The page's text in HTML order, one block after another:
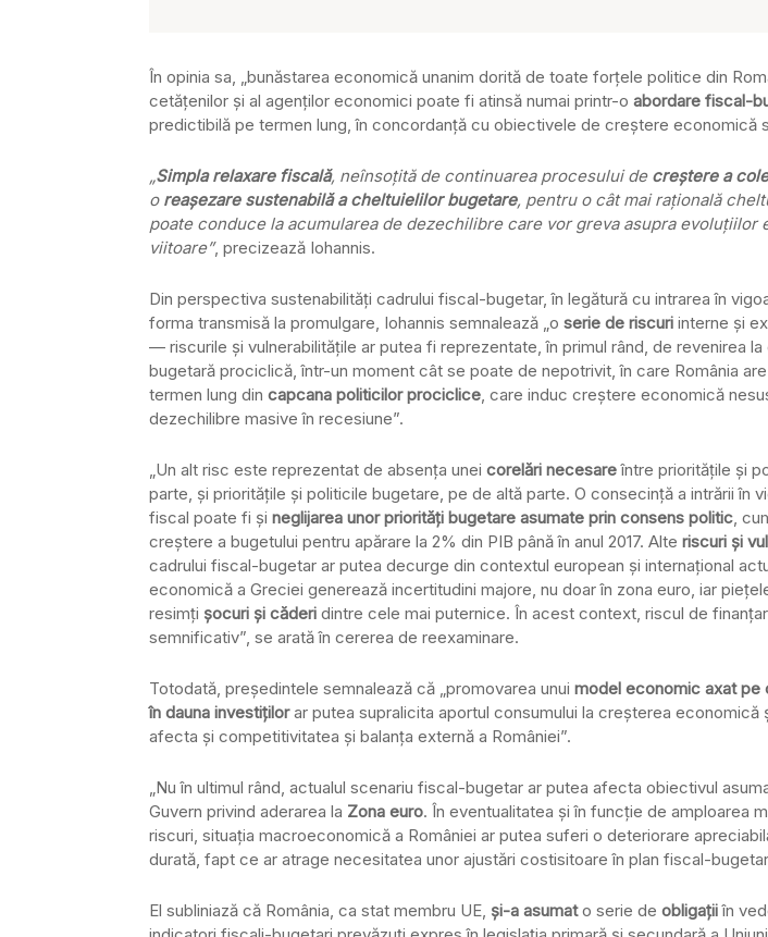
În opinia sa, „bunăstarea economică unanim dorită de toate forţele politice din
cetăţenilor şi al agenţilor economici poate fi atinsă numai printr-o abordare fiscal-
predictibilă pe termen lung, în concordanţă cu obiectivele de creştere economică
„Simpla relaxare fiscală, neînsoţită de continuarea procesului de creştere a
o reaşezare sustenabilă a cheltuielilor bugetare, pentru o cât mai raţională
poate conduce la acumularea de dezechilibre care vor greva asupra evoluţiilor
viitoare”, precizează Iohannis.
Din perspectiva sustenabilităţi cadrului fiscal-bugetar, în legătură cu intrarea în
forma transmisă la promulgare, Iohannis semnalează „o serie de riscuri interne şi
— riscurile şi vulnerabilităţile ar putea fi reprezentate, în primul rând, de revenirea
bugetară prociclică, într-un moment cât se poate de nepotrivit, în care România
termen lung din capcana politicilor prociclice, care induc creştere economică
dezechilibre masive în recesiune”.
„Un alt risc este reprezentat de absenţa unei corelări necesareîntre priorităţile şi
parte, şi priorităţile şi politicile bugetare, pe de altă parte. O consecinţă a intrării în
fiscal poate fi şi neglijarea unor priorităţi bugetare asumate prin consens politic,
creştere a bugetului pentru apărare la 2% din PIB până în anul 2017. Alte riscuri şi
cadrului fiscal-bugetar ar putea decurge din contextul european şi internaţional
economică a Greciei generează incertitudini majore, nu doar în zona euro, iar
resimţi şocuri şi căderi dintre cele mai puternice. În acest context, riscul de
semnificativ”, se arată în cererea de reexaminare.
Totodată, preşedintele semnalează că „promovarea unui model economic axat pe
în dauna investiţilorar putea supralicita aportul consumului la creşterea economică
afecta şi competitivitatea şi balanţa externă a României”.
„Nu în ultimul rând, actualul scenariu fiscal-bugetar ar putea afecta obiectivul
Guvern privind aderarea la Zona euro. În eventualitatea şi în funcţie de amploarea
riscuri, situaţia macroeconomică a României ar putea suferi o deteriorare
durată, fapt ce ar atrage necesitatea unor ajustări costisitoare în plan fiscal-
El subliniază că România, ca stat membru UE, şi-a asumato serie de obligaţiiîn